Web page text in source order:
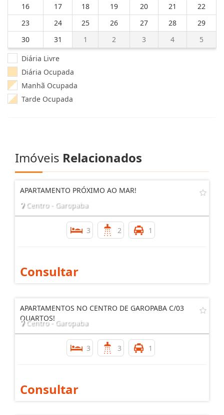
16
17 18 19 20 21
22
23
24 25 26 27 28
29
30
31 1 2 3 4
5
Diária Livre
Diária Ocupada
Manhã Ocupada
Tarde Ocupada
Imóveis Relacionados
APARTAMENTO PRÓXIMO AO MAR!
Centro - Garopaba
3 2 1
Consultar
APARTAMENTOS NO CENTRO DE GAROPABA C/03
QUARTOS!
Centro - Garopaba
3 3 1
Consultar